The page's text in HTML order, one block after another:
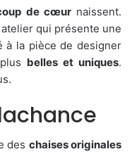
de cœurnaissent.
qui présente une
à la pièce de designer
belles et uniques.
des chaises originales